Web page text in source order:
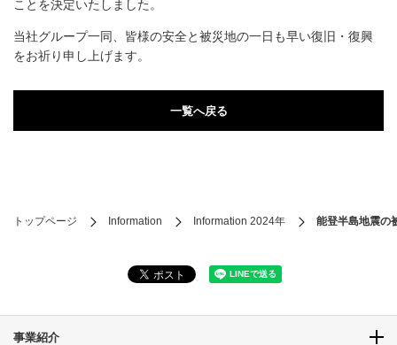
ことを決定いたしました。
当社グループ一同、皆様の安全と被災地の一日も早い復旧・復興
をお祈り申し上げます。
一覧へ戻る
トップページ Information Information 2024年 能登半島地震の
事業紹介